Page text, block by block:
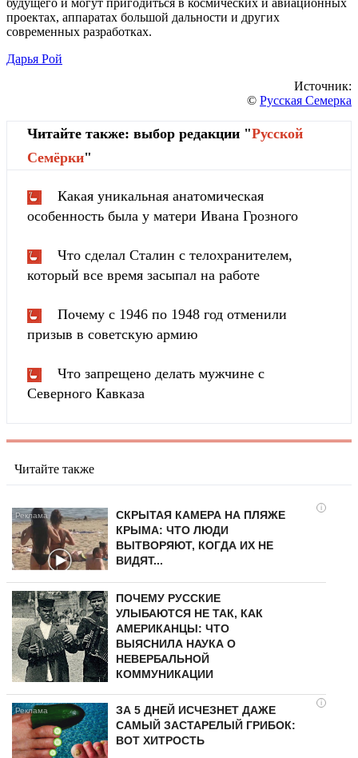
будущего и могут пригодиться в космических и авиационных
проектах, аппаратах большой дальности и других
современных разработках.
Дарья Рой
Источник:
© Русская Семерка
Читайте также: выбор редакции "Русской
Cемёрки"
Какая уникальная анатомическая
особенность была у матери Ивана Грозного
Что сделал Сталин с телохранителем,
который все время засыпал на работе
Почему с 1946 по 1948 год отменили
призыв в советскую армию
Что запрещено делать мужчине с
Северного Кавказа
Читайте также
i
СКРЫТАЯ КАМЕРА НА ПЛЯЖЕ
КРЫМА: ЧТО ЛЮДИ
ВЫТВОРЯЮТ, КОГДА ИХ НЕ
ВИДЯТ...
ПОЧЕМУ РУССКИЕ
УЛЫБАЮТСЯ НЕ ТАК, КАК
АМЕРИКАНЦЫ: ЧТО
ВЫЯСНИЛА НАУКА О
НЕВЕРБАЛЬНОЙ
КОММУНИКАЦИИ
i
ЗА 5 ДНЕЙ ИСЧЕЗНЕТ ДАЖЕ
САМЫЙ ЗАСТАРЕЛЫЙ ГРИБОК:
ВОТ ХИТРОСТЬ